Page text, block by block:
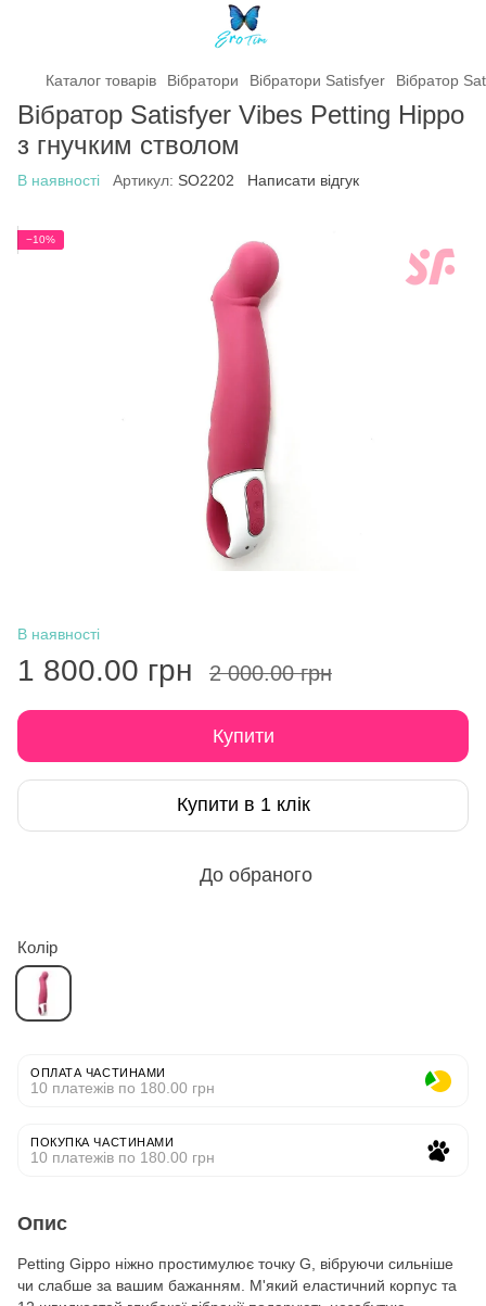
Каталог товарів Вібратори Вібратори Satisfyer Вібратор
Вібратор Satisfyer Vibes Petting Hippo
з гнучким стволом
В наявності Артикул: SO2202 Написати відгук
−10%
В наявності
1 800.00 грн 2 000.00 грн
Купити
Купити в 1 клік
До обраного
Колір
ОПЛАТА ЧАСТИНАМИ
10 платежів по 180.00 грн
ПОКУПКА ЧАСТИНАМИ
10 платежів по 180.00 грн
Опис
Petting Gippo ніжно простимулює точку G, вібруючи сильніше
чи слабше за вашим бажанням. М'який еластичний корпус та